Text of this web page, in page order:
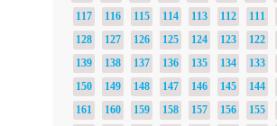
111
112
113
114
115
116
117
122
123
124
125
126
127
128
133
134
135
136
137
138
139
144
145
146
147
148
149
150
155
156
157
158
159
160
161